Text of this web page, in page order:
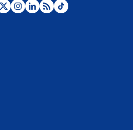
Posesión de Abelardo De La Espriella